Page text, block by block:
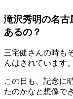
滝沢秀明の名古
あるの？
三宅健さんの時も
んはされています。
この日も、記念に
たのかなと想像で